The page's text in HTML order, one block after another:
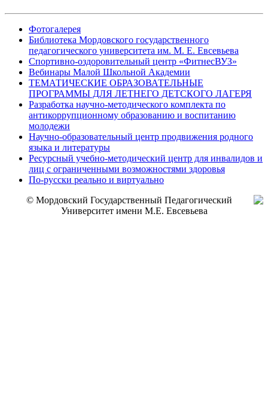
Фотогалерея
Библиотека Мордовского государственного
педагогического университета им. М. Е. Евсевьева
Спортивно-оздоровительный центр «ФитнесВУЗ»
Вебинары Малой Школьной Академии
ТЕМАТИЧЕСКИЕ ОБРАЗОВАТЕЛЬНЫЕ
ПРОГРАММЫ ДЛЯ ЛЕТНЕГО ДЕТСКОГО ЛАГЕРЯ
Разработка научно-методического комплекта по
антикоррупционному образованию и воспитанию
молодежи
Научно-образовательный центр продвижения родного
языка и литературы
Ресурсный учебно-методический центр для инвалидов и
лиц с ограниченными возможностями здоровья
По-русски реально и виртуально
© Мордовский Государственный Педагогический
Университет имени М.Е. Евсевьева